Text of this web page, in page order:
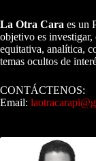
La Otra Cara es un
objetivo es investigar,
equitativa, analítica,
temas ocultos de
CONTÁCTENOS:
Email: